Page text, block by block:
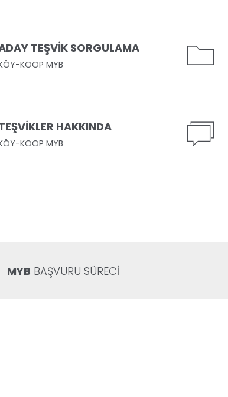
TEŞVİK SORGULAMA
KOOP MYB
HAKKINDA
KOOP MYB
MYB BAŞVURU SÜRECİ